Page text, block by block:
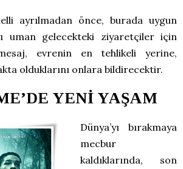
ayrılmadan önce, burada uygun
uman gelecekteki ziyaretçiler için
evrenin en tehlikeli yerine,
olduklarını onlara bildirecektir.
YENİ YAŞAM
Dünya’yı bırakmaya
mecbur
kaldıklarında, son